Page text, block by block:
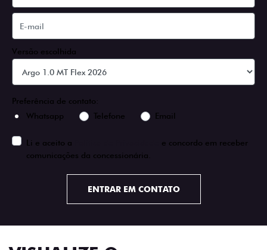
Versão escolhida
Preferência de contato:
Whatsapp
Telefone Email
Li e aceito a
e concordo em receber
comunicações da concessionária.
ENTRAR EM CONTATO